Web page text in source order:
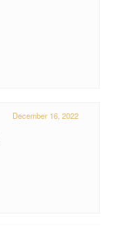
December 16, 2022